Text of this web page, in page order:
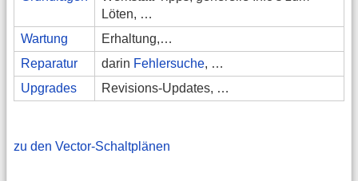
Löten, …
Wartung
Erhaltung,…
Reparatur
darin Fehlersuche, …
Upgrades
Revisions-Updates, …
zu den Vector-Schaltplänen